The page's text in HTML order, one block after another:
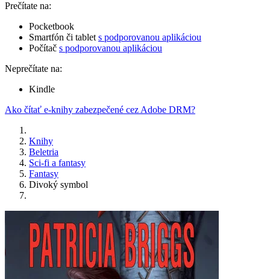
Prečítate na:
Pocketbook
Smartfón či tablet s podporovanou aplikáciou
Počítač s podporovanou aplikáciou
Neprečítate na:
Kindle
Ako čítať e-knihy zabezpečené cez Adobe DRM?
Knihy
Beletria
Sci-fi a fantasy
Fantasy
Divoký symbol